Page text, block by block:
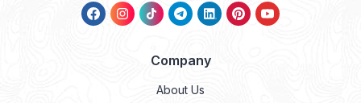
Company
About Us